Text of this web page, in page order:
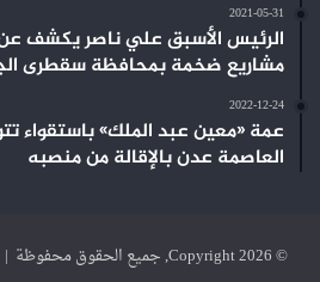
2021-05-31
الرئيس الأسبق علي ناصر يكشف
مشاريع ضخمة بمحافظة سقطرى
2022-12-24
عمة «معين عبد الملك» باستقواء
العاصمة عدن بالإقالة من منصبه
© Copyright 2026, جميع الحقوق محفوظة |